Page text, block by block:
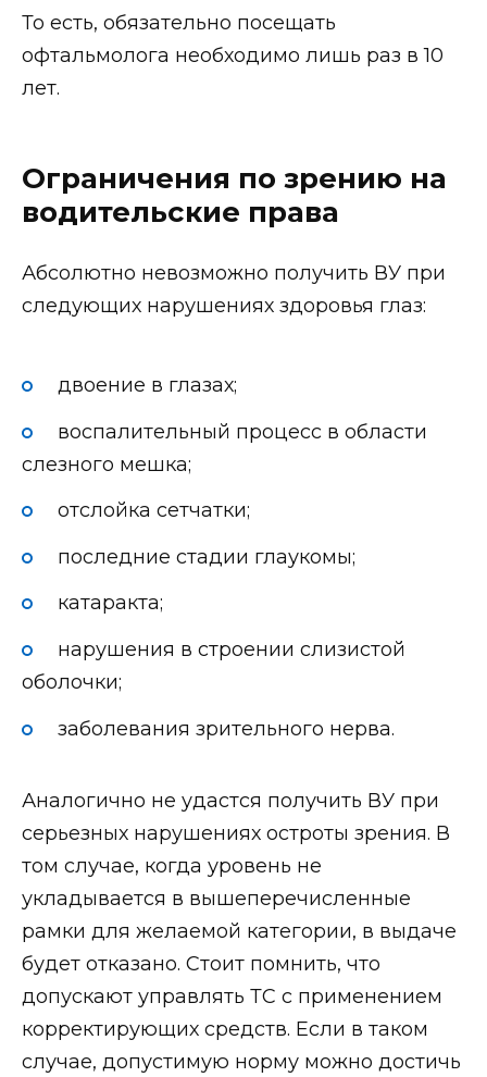
То есть, обязательно посещать
офтальмолога необходимо лишь раз в 10
лет.
Ограничения по зрению на
водительские права
Абсолютно невозможно получить ВУ при
следующих нарушениях здоровья глаз:
двоение в глазах;
воспалительный процесс в области
слезного мешка;
отслойка сетчатки;
последние стадии глаукомы;
катаракта;
нарушения в строении слизистой
оболочки;
заболевания зрительного нерва.
Аналогично не удастся получить ВУ при
серьезных нарушениях остроты зрения. В
том случае, когда уровень не
укладывается в вышеперечисленные
рамки для желаемой категории, в выдаче
будет отказано. Стоит помнить, что
допускают управлять ТС с применением
корректирующих средств. Если в таком
случае, допустимую норму можно достичь